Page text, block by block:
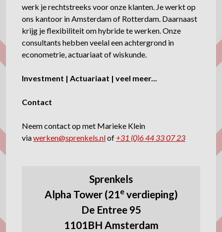
werk je rechtstreeks voor onze klanten. Je werkt op
ons kantoor in Amsterdam of Rotterdam. Daarnaast
krijg je flexibiliteit om hybride te werken. Onze
consultants hebben veelal een achtergrond in
econometrie, actuariaat of wiskunde.
Investment | Actuariaat | veel meer...
Contact
Neem contact op met Marieke Klein
viawerken@sprenkels.nlof +31 (0)6 44 33 07 23
Sprenkels
Alpha Tower (21everdieping)
De Entree 95
1101BH Amsterdam